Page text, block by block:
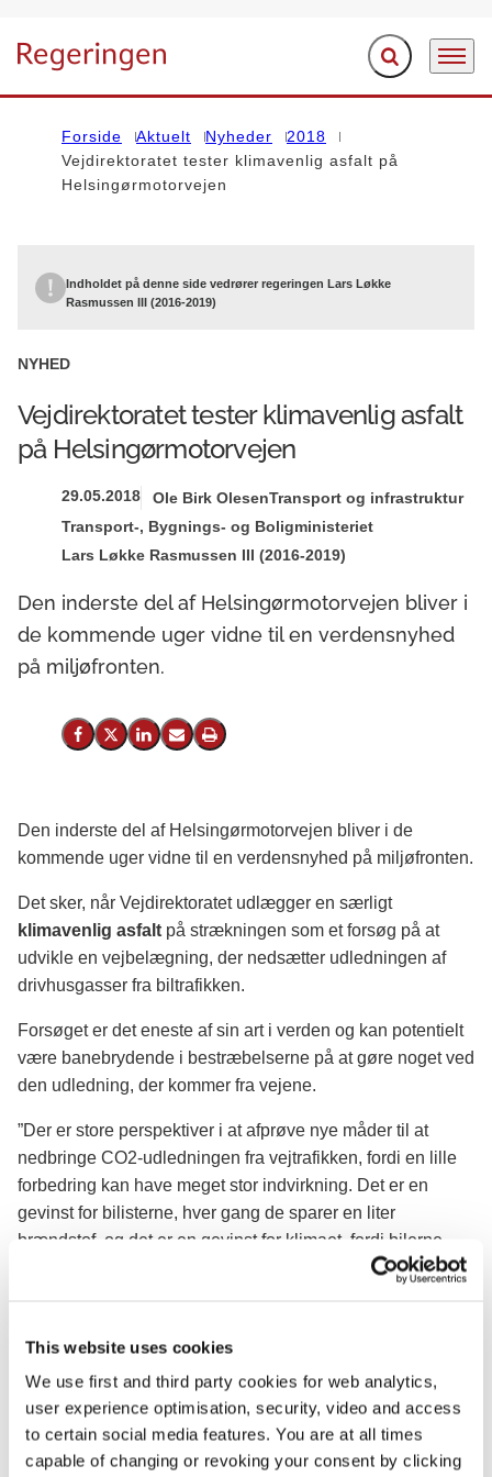
This website uses cookies
We use first and third party cookies for web analytics,
user experience optimisation, security, video and access
to certain social media features. You are at all times
capable of changing or revoking your consent by clicking
Gå til forsiden Fold søgefelt ud
Menu
Forside Aktuelt Nyheder
2018
Vejdirektoratet tester klimavenlig asfalt på
Helsingørmotorvejen
Indholdet på denne side vedrører regeringen Lars Løkke
Rasmussen III (2016-2019)
NYHED
Vejdirektoratet tester klimavenlig asfalt
på Helsingørmotorvejen
29.05.2018 Ole Birk OlesenTransport og infrastruktur
Transport-, Bygnings- og Boligministeriet
Lars Løkke Rasmussen III (2016-2019)
Den inderste del af Helsingørmotorvejen bliver i
de kommende uger vidne til en verdensnyhed
på miljøfronten.
Del på Facebook
Del på X (Twitter)
Del på LinkedIn
Send email
Print
Den inderste del af Helsingørmotorvejen bliver i de
kommende uger vidne til en verdensnyhed på miljøfronten.
Det sker, når Vejdirektoratet udlægger en særligt
klimavenlig asfalt på strækningen som et forsøg på at
udvikle en vejbelægning, der nedsætter udledningen af
drivhusgasser fra biltrafikken.
Forsøget er det eneste af sin art i verden og kan potentielt
være banebrydende i bestræbelserne på at gøre noget ved
den udledning, der kommer fra vejene.
”Der er store perspektiver i at afprøve nye måder til at
nedbringe CO2-udledningen fra vejtrafikken, fordi en lille
forbedring kan have meget stor indvirkning. Det er en
gevinst for bilisterne, hver gang de sparer en liter
brændstof, og det er en gevinst for klimaet, fordi bilerne
udleder mindre CO2. Hvis vores forventninger holder stik,
klimavenlig asfalt. Det vil være en kæmpe økonomisk
gevinst, og derfor ser jeg med stor interesse frem til
resultaterne af forsøget, som bl.a. skal teste asfaltens
holdbarhed osv.", siger transport-, bygnings- og
boligminister Ole Birk Olesen.